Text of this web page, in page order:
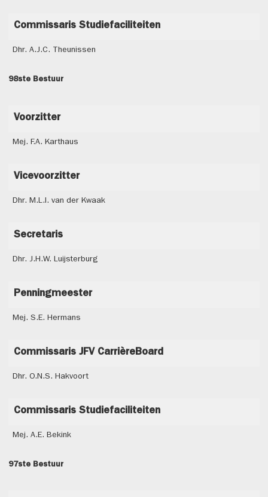
Commissaris Studiefaciliteiten
Dhr. A.J.C. Theunissen
98ste Bestuur
Voorzitter
Mej. F.A. Karthaus
Vicevoorzitter
Dhr. M.L.I. van der Kwaak
Secretaris
Dhr. J.H.W. Luijsterburg
Penningmeester
Mej. S.E. Hermans
Commissaris JFV CarrièreBoard
Dhr. O.N.S. Hakvoort
Commissaris Studiefaciliteiten
Mej. A.E. Bekink
97ste Bestuur